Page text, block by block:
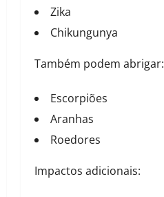
Zika
Chikungunya
Também podem abrigar:
Escorpiões
Aranhas
Roedores
Impactos adicionais: